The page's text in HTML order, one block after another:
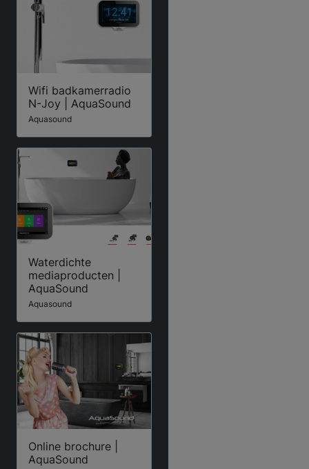
Wifi badkamerradio
N-Joy | AquaSound
Aquasound
Waterdichte
mediaproducten |
AquaSound
Aquasound
Online brochure |
AquaSound